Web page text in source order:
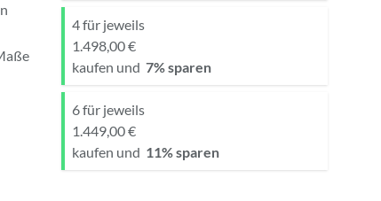
4 für jeweils
1.498,00 €
kaufen und 7% sparen
6 für jeweils
1.449,00 €
kaufen und 11% sparen